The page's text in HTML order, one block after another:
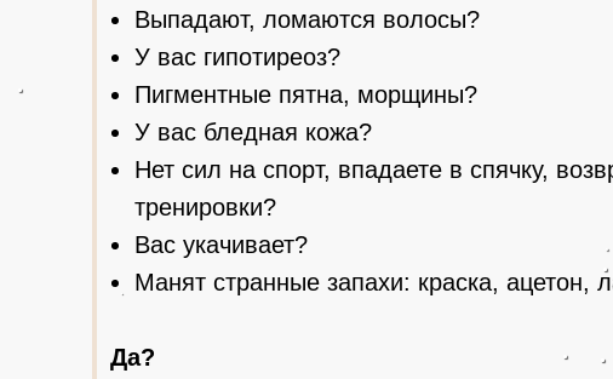
Выпадают, ломаются волосы?
У вас гипотиреоз?
Пигментные пятна, морщины?
У вас бледная кожа?
Нет сил на спорт, впадаете в спячку,
тренировки?
Вас укачивает?
Манят странные запахи: краска, ацетон,
Да?